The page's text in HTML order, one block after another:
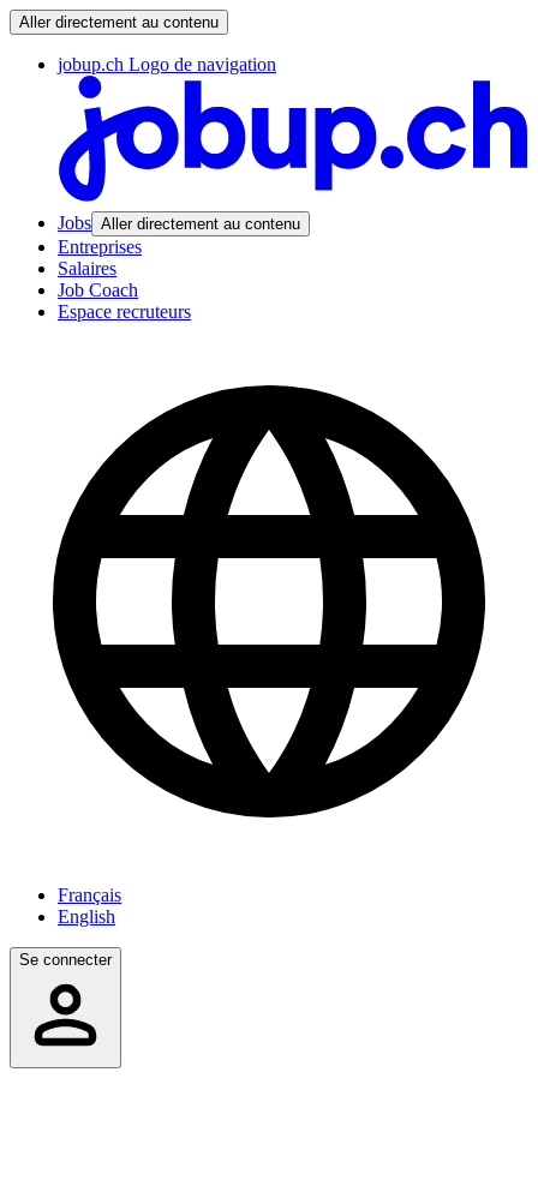
Aller directement au contenu
jobup.ch Logo de navigation
Jobs Aller directement au contenu
Entreprises
Salaires
Job Coach
Espace recruteurs
Français
English
Se connecter